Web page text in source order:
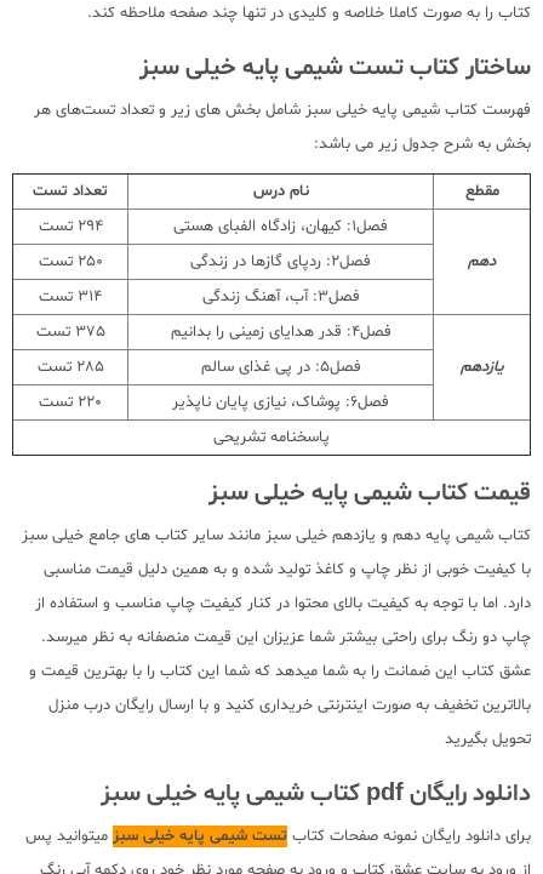
کتاب را به صورت کاملا خلاصه و کلیدی در تنها چند صفحه ملاحظه کند.
ساختار کتاب تست شیمی پایه خیلی سبز
فهرست کتاب شیمی پایه خیلی سبز شامل بخش های زیر و تعداد تست‌های هر
بخش به شرح جدول زیر می باشد:
مقطع نام درس تعداد تست
دهم
فصل1: کیهان، زادگاه الفبای هستی
294 تست
فصل2: ردپای گازها در زندگی
250 تست
فصل3: آب، آهنگ زندگی
314 تست
یازدهم
فصل4: قدر هدایای زمینی را بدانیم
375 تست
فصل5: در پی غذای سالم
285 تست
فصل6: پوشاک، نیازی پایان ناپذیر
220 تست
پاسخنامه تشریحی
قیمت کتاب شیمی پایه خیلی سبز
کتاب شیمی پایه دهم و یازدهم خیلی سبز مانند سایر کتاب های جامع خیلی سبز
با کیفیت خوبی از نظر چاپ و کاغذ تولید شده و به همین دلیل قیمت مناسبی
دارد. اما با توجه به کیفیت بالای محتوا در کنار کیفیت چاپ مناسب و استفاده از
چاپ دو رنگ برای راحتی بیشتر شما عزیزان این قیمت منصفانه به نظر میرسد.
عشق کتاب این ضمانت را به شما میدهد که شما این کتاب را با بهترین قیمت و
بالاترین تخفیف به صورت اینترنتی خریداری کنید و با ارسال رایگان درب منزل
تحویل بگیرید
دانلود رایگان pdf کتاب شیمی پایه خیلی سبز
برای دانلود رایگان نمونه صفحات کتاب تست شیمی پایه خیلی سبز میتوانید پس